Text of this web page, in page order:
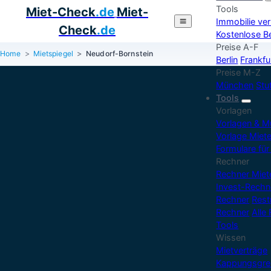
Miet-Check.de Miet-
Check.de
Tools
Immobilie
Kostenlose
Preise A-F
Berlin
Preise M-Z
München
Tools
Vorlagen
Vorlagen &
Vorlage
Formulare
Rechner
Rechner
Invest-
Rechner
Rechner Alle
Tools
Wissen
Mietverträge
Home Mietspiegel Neudorf-Bornstein